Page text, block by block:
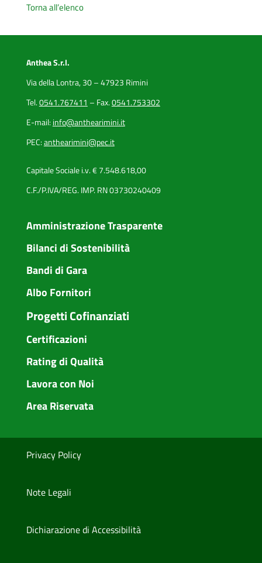
Torna all’elenco
Anthea S.r.l.
Via della Lontra, 30 – 47923 Rimini
Tel.0541.767411 – Fax.0541.753302
E-mail: info@anthearimini.it
PEC:anthearimini@pec.it
Capitale Sociale i.v. € 7.548.618,00
C.F./P.IVA/REG. IMP. RN 03730240409
Amministrazione Trasparente
Bilanci di Sostenibilità
Bandi di Gara
Albo Fornitori
Progetti Cofinanziati
Certificazioni
Rating di Qualità
Lavora con Noi
Area Riservata
Privacy Policy
Note Legali
Dichiarazione di Accessibilità